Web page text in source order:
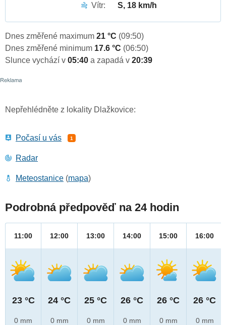
Vítr:
S, 18 km/h
Dnes změřené maximum 21 °C (09:50)
Dnes změřené minimum 17.6 °C (06:50)
Slunce vychází v 05:40 a zapadá v 20:39
Nepřehlédněte z lokality Dlažkovice:
Počasí u vás 1
Radar
Meteostanice (mapa)
Podrobná předpověď na 24 hodin
11:00
23 °C
0 mm
12:00
24 °C
0 mm
13:00
25 °C
0 mm
14:00
26 °C
0 mm
15:00
26 °C
0 mm
16:00
26 °C
0 mm